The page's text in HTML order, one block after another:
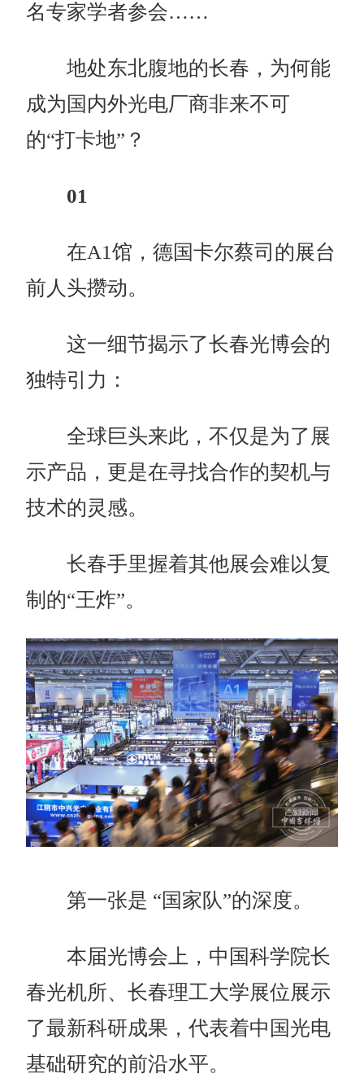
名专家学者参会……
地处东北腹地的长春，为何能
成为国内外光电厂商非来不可
的“打卡地”？
01
在A1馆，德国卡尔蔡司的展台
前人头攒动。
这一细节揭示了长春光博会的
独特引力：
全球巨头来此，不仅是为了展
示产品，更是在寻找合作的契机与
技术的灵感。
长春手里握着其他展会难以复
制的“王炸”。
第一张是 “国家队”的深度。
本届光博会上，中国科学院长
春光机所、长春理工大学展位展示
了最新科研成果，代表着中国光电
基础研究的前沿水平。